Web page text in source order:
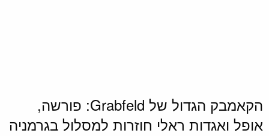
הקאמבק הגדול של Grabfeld: פורשה,
אופל ואגדות ראלי חוזרות למסלול בגרמניה